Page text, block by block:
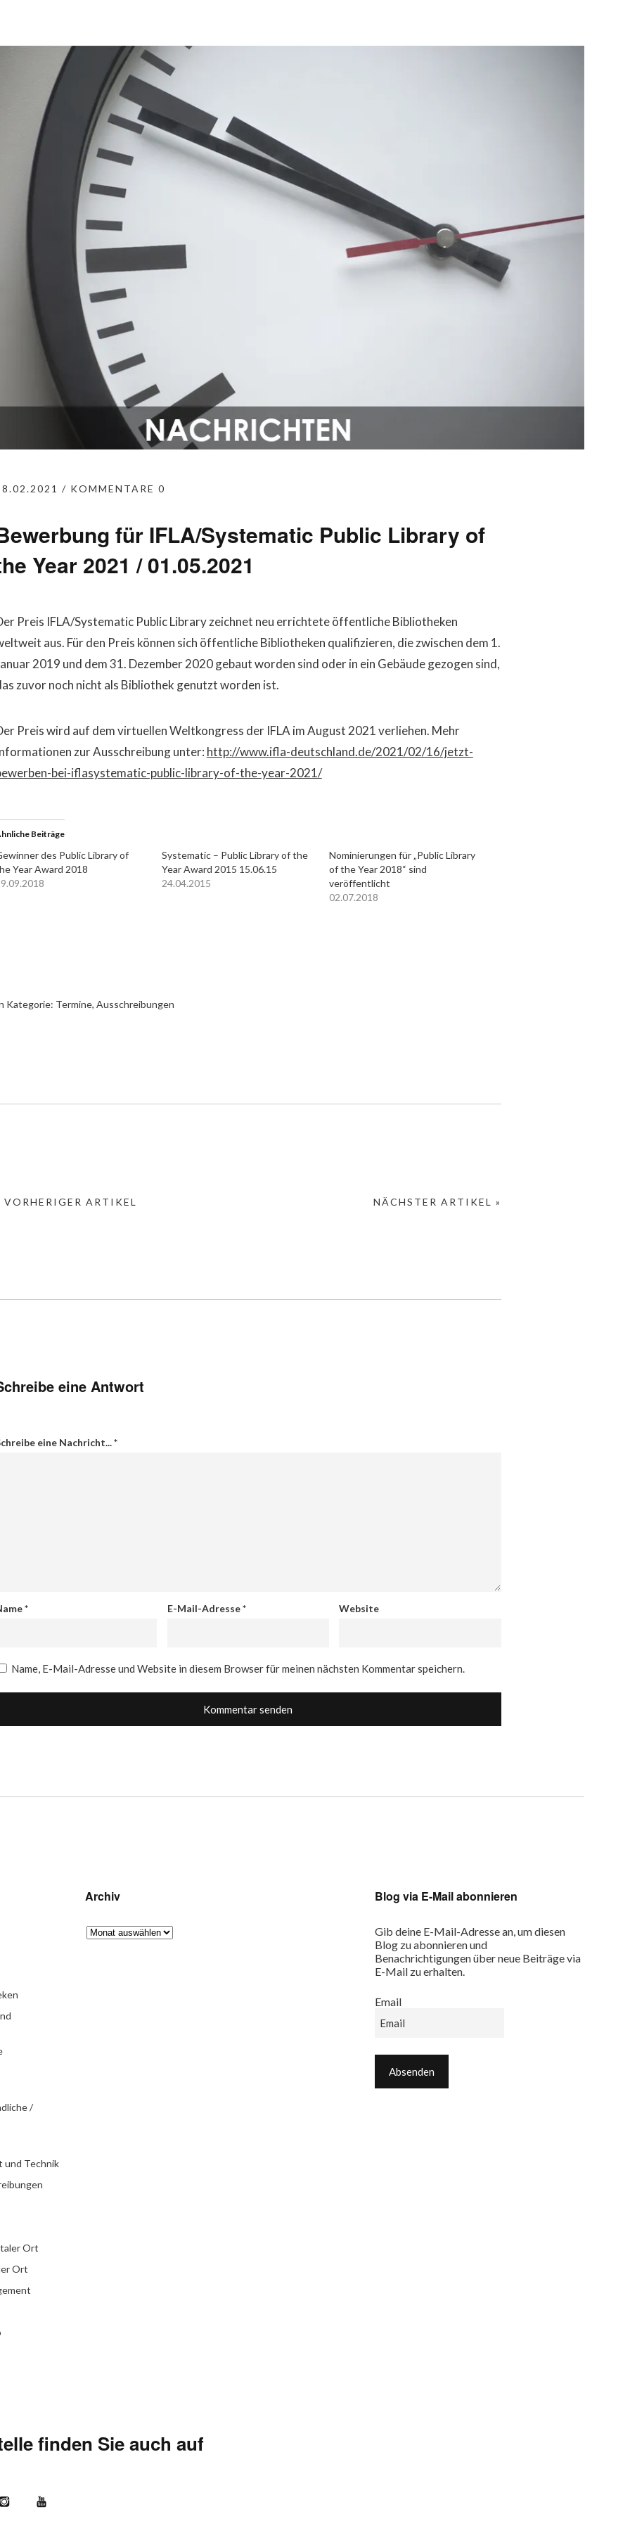
KOMMENTARE 0
für IFLA/Systematic Public Library of
Year 2021 / 01.05.2021
Preis IFLA/Systematic Public Library zeichnet neu errichtete öffentliche Bibliotheken
aus. Für den Preis können sich öffentliche Bibliotheken qualifizieren, die zwischen dem 1.
2019 und dem 31. Dezember 2020 gebaut worden sind oder in ein Gebäude gezogen sind,
zuvor noch nicht als Bibliothek genutzt worden ist.
Preis wird auf dem virtuellen Weltkongress der IFLA im August 2021 verliehen. Mehr
zur Ausschreibung unter: http://www.ifla-deutschland.de/2021/02/16/jetzt-
bei-iflasystematic-public-library-of-the-year-2021/
Beiträge
des Public Library of
Year Award 2018
Systematic – Public Library of the
Year Award 2015 15.06.15
24.04.2015
Nominierungen für „Public Library
of the Year 2018“ sind
veröffentlicht
02.07.2018
Kategorie: Termine, Ausschreibungen
NÄCHSTER ARTIKEL »
VORHERIGER ARTIKEL
eine Antwort
eine Nachricht...*
* E-Mail-Adresse* Website
Name, E-Mail-Adresse und Website in diesem Browser für meinen nächsten Kommentar speichern.
/
und Technik
Ort
Ort
Archiv Blog via E-Mail abonnieren
Gib deine E-Mail-Adresse an, um diesen
Blog zu abonnieren und
Benachrichtigungen über neue Beiträge via
E-Mail zu erhalten.
Email
finden Sie auch auf